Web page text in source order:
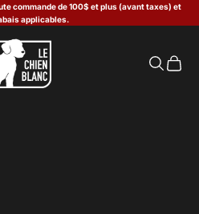
commande de 100$ et plus (avant taxes) et
applicables.
Blanc
Panier